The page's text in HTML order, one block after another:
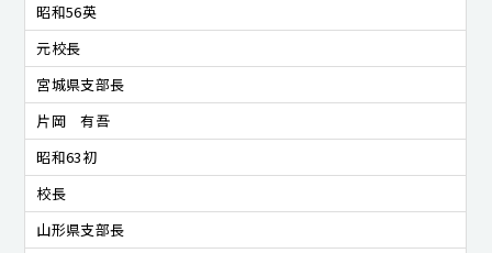
昭和56英
元校長
宮城県支部長
片岡 有吾
昭和63初
校長
山形県支部長